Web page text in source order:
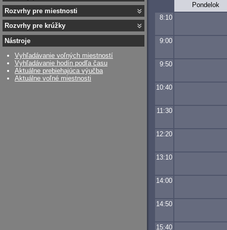
Pondelok
8:10
9:00
9:50
10:40
11:30
12:20
13:10
14:00
14:50
15:40
Rozvrhy pre miestnosti
Rozvrhy pre krúžky
Nástroje
Vyhľadávanie voľných miestností
Vyhľadávanie hodín podľa času
Aktuálne prebiehajúca výučba
Aktuálne voľné miestnosti